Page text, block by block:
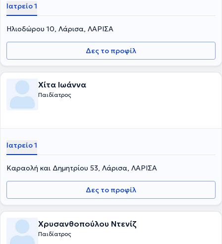
Ιατρείο 1
Ηλιοδώρου 10, Λάρισα, ΛΑΡΙΣΑ
Δες το προφίλ
Χίτα Ιωάννα
Παιδίατρος
Ιατρείο 1
Καραολή και Δημητρίου 53, Λάρισα, ΛΑΡΙΣΑ
Δες το προφίλ
Χρυσανθοπούλου Ντενίζ
Παιδίατρος